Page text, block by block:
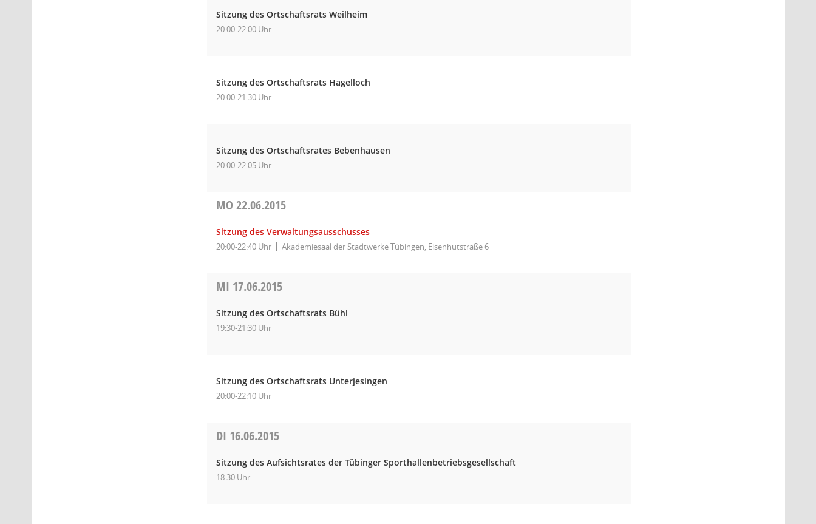
Sitzung des Ortschaftsrats Weilheim
20:00-22:00 Uhr
Sitzung des Ortschaftsrats Hagelloch
20:00-21:30 Uhr
Sitzung des Ortschaftsrates Bebenhausen
20:00-22:05 Uhr
MO22.06.2015
Sitzung des Verwaltungsausschusses
20:00-22:40 Uhr Akademiesaal der Stadtwerke Tübingen, Eisenhutstraße 6
MI 17.06.2015
Sitzung des Ortschaftsrats Bühl
19:30-21:30 Uhr
Sitzung des Ortschaftsrats Unterjesingen
20:00-22:10 Uhr
DI 16.06.2015
Sitzung des Aufsichtsrates der Tübinger Sporthallenbetriebsgesellschaft
18:30 Uhr